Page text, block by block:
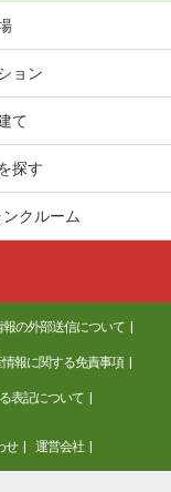
ョン
て
探す
クルーム
の外部送信について
報に関する免責事項
表記について
せ 運営会社